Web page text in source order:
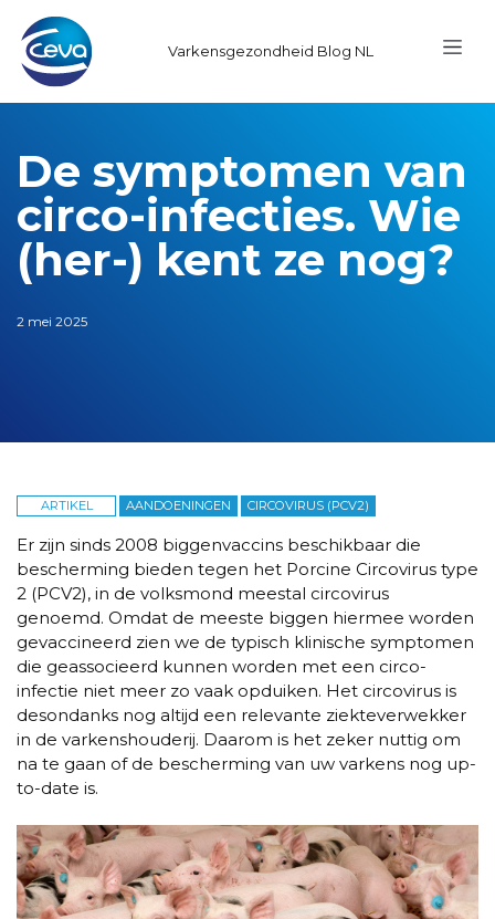
Varkensgezondheid Blog NL
De symptomen van
circo-infecties. Wie
(her-) kent ze nog?
2 mei 2025
ARTIKEL AANDOENINGEN CIRCOVIRUS (PCV2)
Er zijn sinds 2008 biggenvaccins beschikbaar die
bescherming bieden tegen het Porcine Circovirus type
2 (PCV2), in de volksmond meestal circovirus
genoemd. Omdat de meeste biggen hiermee worden
gevaccineerd zien we de typisch klinische symptomen
die geassocieerd kunnen worden met een circo-
infectie niet meer zo vaak opduiken. Het circovirus is
desondanks nog altijd een relevante ziekteverwekker
in de varkenshouderij. Daarom is het zeker nuttig om
na te gaan of de bescherming van uw varkens nog up-
to-date is.